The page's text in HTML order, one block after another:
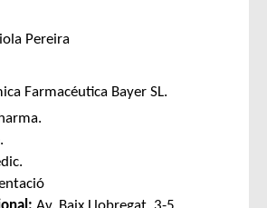
Pereira
Farmacéutica Bayer SL.